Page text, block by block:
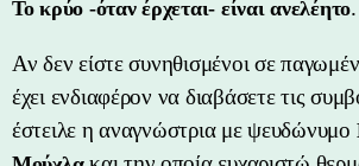
Το κρύο -όταν έρχεται- είναι ανελέητο.
Αν δεν είστε συνηθισμένοι σε
έχει ενδιαφέρον να διαβάσετε τις
έστειλε η αναγνώστρια με ψευδώνυμο